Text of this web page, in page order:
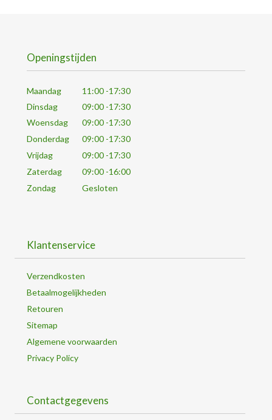
Openingstijden
Maandag
11:00 -17:30
Dinsdag
09:00 -17:30
Woensdag
09:00 -17:30
Donderdag
09:00 -17:30
Vrijdag
09:00 -17:30
Zaterdag
09:00 -16:00
Zondag
Gesloten
Klantenservice
Verzendkosten
Betaalmogelijkheden
Retouren
Sitemap
Algemene voorwaarden
Privacy Policy
Contactgegevens